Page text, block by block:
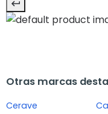
Otras marcas
Cerave